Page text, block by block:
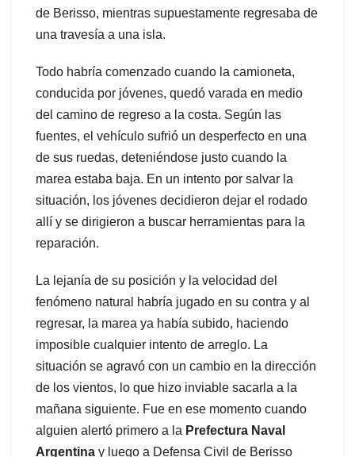
de Berisso, mientras supuestamente regresaba de
una travesía a una isla.
Todo habría comenzado cuando la camioneta,
conducida por jóvenes, quedó varada en medio
del camino de regreso a la costa. Según las
fuentes, el vehículo sufrió un desperfecto en una
de sus ruedas, deteniéndose justo cuando la
marea estaba baja. En un intento por salvar la
situación, los jóvenes decidieron dejar el rodado
allí y se dirigieron a buscar herramientas para la
reparación.
La lejanía de su posición y la velocidad del
fenómeno natural habría jugado en su contra y al
regresar, la marea ya había subido, haciendo
imposible cualquier intento de arreglo. La
situación se agravó con un cambio en la dirección
de los vientos, lo que hizo inviable sacarla a la
mañana siguiente. Fue en ese momento cuando
alguien alertó primero a la Prefectura Naval
Argentina y luego a Defensa Civil de Berisso